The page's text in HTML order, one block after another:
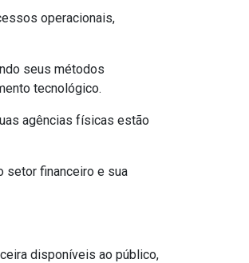
operacionais,
seus métodos
tecnológico.
agências físicas estão
setor financeiro e sua
disponíveis ao público,